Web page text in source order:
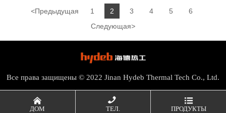
наклонного типа
<Предыдущая 1 2 3 4 5
6
Следующая>
Все права защищены © 2022 Jinan Hydeb Thermal Tech Co., Ltd.

ДОМ

ТЕЛ.

ПРОДУКТЫ